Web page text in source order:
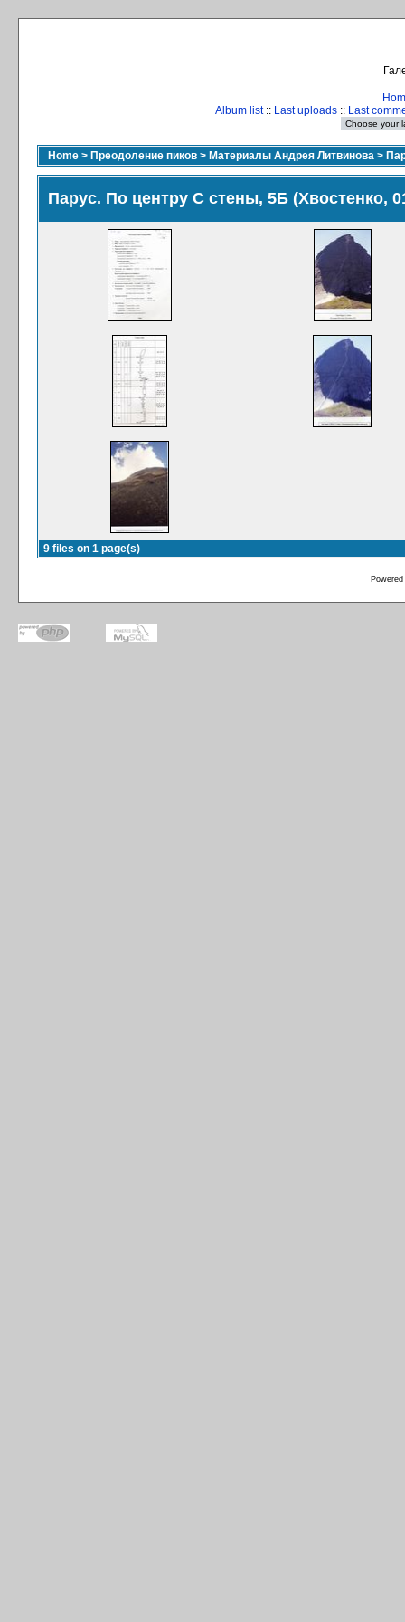
Album list:: Last uploads :: Last
Home > Преодоление пиков > Материалы Андрея Литвинова >
Парус. По центру С стены, 5Б (Хвостенко,
9 files on 1 page(s)